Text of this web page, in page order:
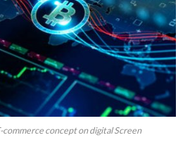
concept on digital Screen